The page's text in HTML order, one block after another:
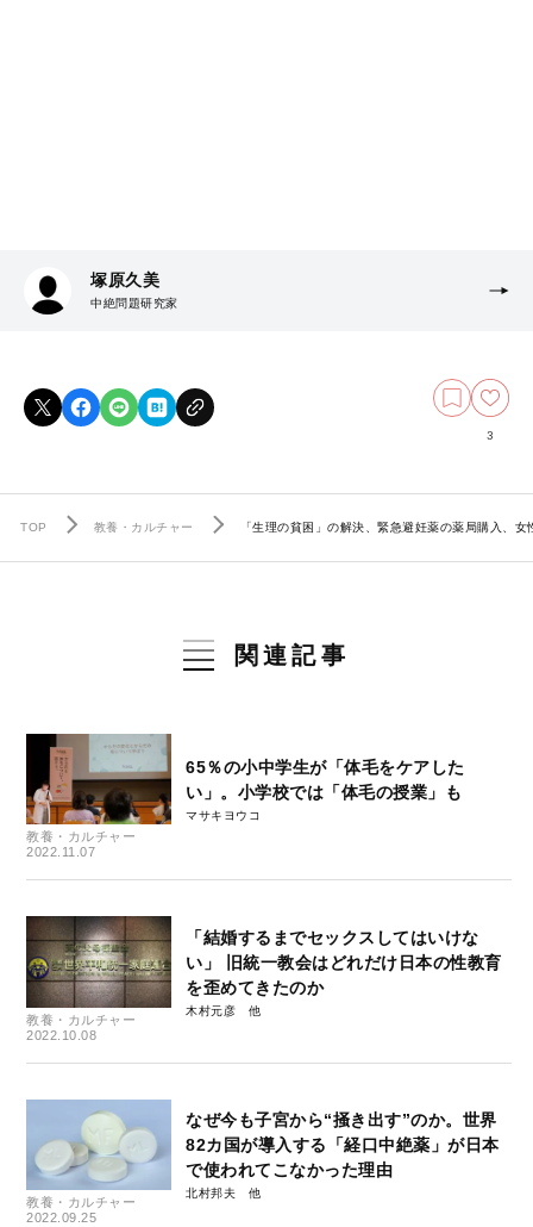
塚原久美
中絶問題研究家
3
TOP 教養・カルチャー 「生理の貧困」の解決、緊急避妊薬の薬局購入、
関連記事
教養・カルチャー
2022.11.07
65％の小中学生が「体毛をケアした
い」。小学校では「体毛の授業」も
マサキヨウコ
教養・カルチャー
2022.10.08
「結婚するまでセックスしてはいけな
い」 旧統一教会はどれだけ日本の性教育
を歪めてきたのか
木村元彦
教養・カルチャー
2022.09.25
なぜ今も子宮から“掻き出す”のか。世界
82カ国が導入する「経口中絶薬」が日本
で使われてこなかった理由
北村邦夫